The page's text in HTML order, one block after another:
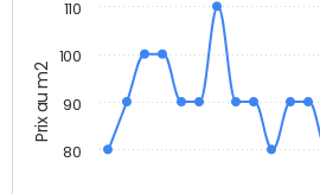
Prix au m2
80
90
100
110